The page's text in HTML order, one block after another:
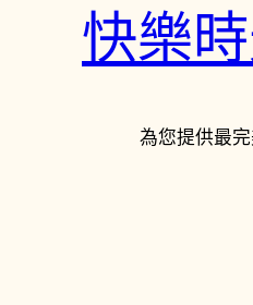
快樂
為您提供最